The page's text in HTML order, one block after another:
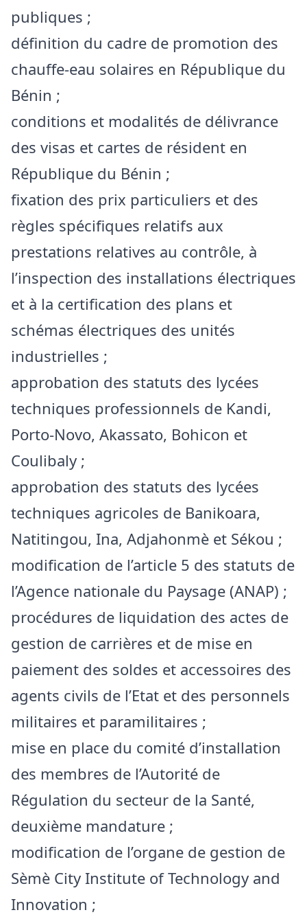
publiques ;
définition du cadre de promotion des
chauffe-eau solaires en République du
Bénin ;
conditions et modalités de délivrance
des visas et cartes de résident en
République du Bénin ;
fixation des prix particuliers et des
règles spécifiques relatifs aux
prestations relatives au contrôle, à
l’inspection des installations électriques
et à la certification des plans et
schémas électriques des unités
industrielles ;
approbation des statuts des lycées
techniques professionnels de Kandi,
Porto-Novo, Akassato, Bohicon et
Coulibaly ;
approbation des statuts des lycées
techniques agricoles de Banikoara,
Natitingou, Ina, Adjahonmè et Sékou ;
modification de l’article 5 des statuts de
l’Agence nationale du Paysage (ANAP) ;
procédures de liquidation des actes de
gestion de carrières et de mise en
paiement des soldes et accessoires des
agents civils de l’Etat et des personnels
militaires et paramilitaires ;
mise en place du comité d’installation
des membres de l’Autorité de
Régulation du secteur de la Santé,
deuxième mandature ;
modification de l’organe de gestion de
Sèmè City Institute of Technology and
Innovation ;